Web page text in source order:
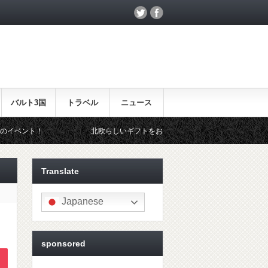
バルト3国 トラベル ニュース
北欧らしいギフトをお探しの方はこちら♪
Translate
Japanese
sponsored